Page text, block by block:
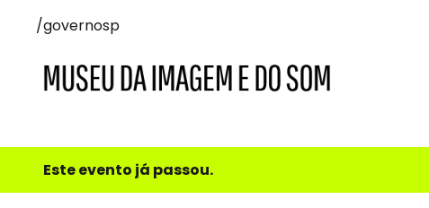
/governosp
e
do
Som
Este evento já passou.